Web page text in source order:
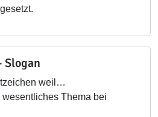
Slogan
weil…
Thema bei